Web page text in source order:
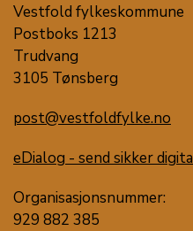
Vestfold fylkeskommune
Postboks 1213
Trudvang
3105 Tønsberg
post@vestfoldfylke.no
eDialog - send sikker
Organisasjonsnummer:
929 882 385